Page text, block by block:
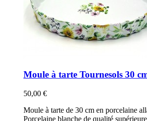
Moule à tarte Tournesols 30
50,00 €
Moule à tarte de 30 cm en porcelaine
Porcelaine blanche de qualité